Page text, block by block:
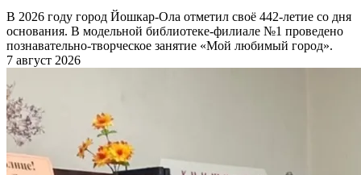
В 2026 году город Йошкар-Ола отметил своё 442-летие со дня
основания. В модельной библиотеке-филиале №1 проведено
познавательно-творческое занятие «Мой любимый город».
7 август 2026